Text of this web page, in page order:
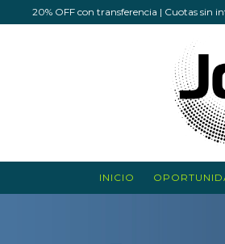
20% OFF con transferencia | Cuotas sin
INICIO